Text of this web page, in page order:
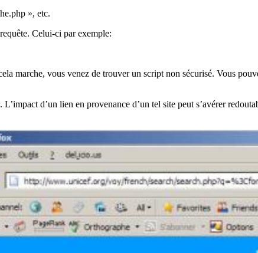
», etc.
Celui-ci par exemple:
marche, vous venez de trouver un script non sécurisé. Vous
d’un lien en provenance d’un tel site peut s’avérer